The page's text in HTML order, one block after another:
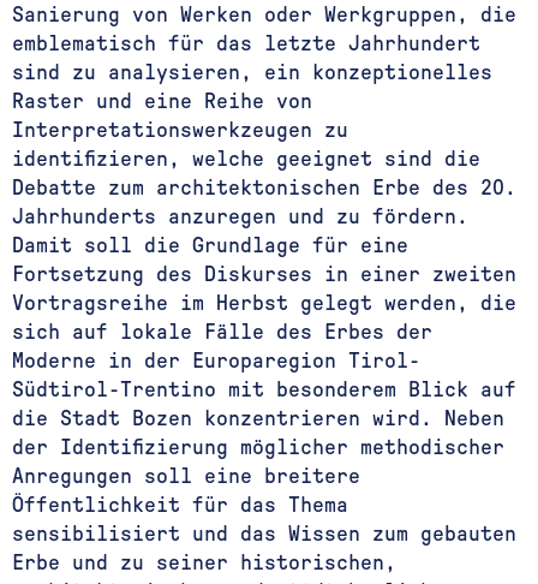
Sanierung von Werken oder Werkgruppen, die
emblematisch für das letzte Jahrhundert
sind zu analysieren, ein konzeptionelles
Raster und eine Reihe von
Interpretationswerkzeugen zu
identifizieren, welche geeignet sind die
Debatte zum architektonischen Erbe des 20.
Jahrhunderts anzuregen und zu fördern.
Damit soll die Grundlage für eine
Fortsetzung des Diskurses in einer zweiten
Vortragsreihe im Herbst gelegt werden, die
sich auf lokale Fälle des Erbes der
Moderne in der Europaregion Tirol-
Südtirol-Trentino mit besonderem Blick auf
die Stadt Bozen konzentrieren wird. Neben
der Identifizierung möglicher methodischer
Anregungen soll eine breitere
Öffentlichkeit für das Thema
sensibilisiert und das Wissen zum gebauten
Erbe und zu seiner historischen,